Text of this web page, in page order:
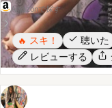
🔥スキ！ 聴いた
レビューする シ
Yuuki